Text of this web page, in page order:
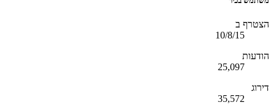
הצטרף ב
10/8/15
הודעות
25,097
דירוג
35,572